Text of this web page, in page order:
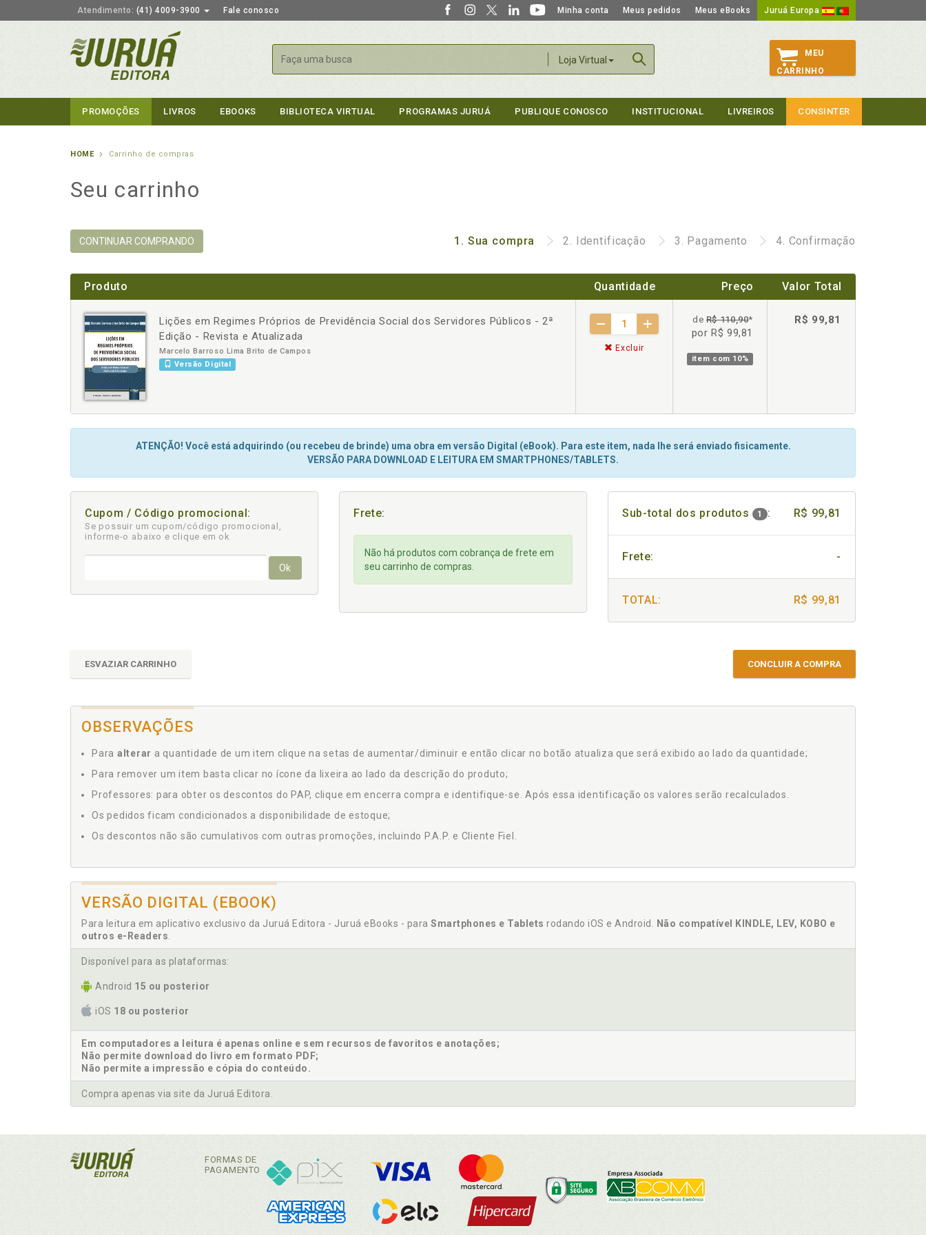
Atendimento: (41) 4009-3900 Fale conosco Minha conta Meus pedidos Meus eBooks Juruá Europa
Loja Virtual
Buscar
MEU
CARRINHO
PROMOÇÕES LIVROS EBOOKS BIBLIOTECA VIRTUAL PROGRAMAS JURUÁ PUBLIQUE CONOSCO INSTITUCIONAL LIVREIROS CONSINTER
HOME Carrinho de compras
Seu carrinho
CONTINUAR COMPRANDO 1. Sua compra 2. Identificação 3. Pagamento 4. Confirmação
Produto Quantidade Preço Valor Total
Lições em Regimes Próprios de Previdência Social dos Servidores Públicos - 2ª
Edição - Revista e Atualizada
Marcelo Barroso Lima Brito de Campos
Versão Digital
- +
Excluir
deR$ 110,90*
por R$ 99,81
item com 10%
R$ 99,81
ATENÇÃO! Você está adquirindo (ou recebeu de brinde) uma obra em versão Digital (eBook). Para este item, nada lhe será enviado fisicamente.
VERSÃO PARA DOWNLOAD E LEITURA EM SMARTPHONES/TABLETS.
Cupom / Código promocional:
Se possuir um cupom/código promocional,
informe-o abaixo e clique em ok
Ok
Frete:
Não há produtos com cobrança de frete em
seu carrinho de compras.
Sub-total dos produtos 1 : R$ 99,81
Frete: -
TOTAL: R$ 99,81
ESVAZIAR CARRINHO CONCLUIR A COMPRA
OBSERVAÇÕES
Para alterar a quantidade de um item clique na setas de aumentar/diminuir e então clicar no botão atualiza que será exibido ao lado da quantidade;
Para remover um item basta clicar no ícone da lixeira ao lado da descrição do produto;
Professores: para obter os descontos do PAP, clique em encerra compra e identifique-se. Após essa identificação os valores serão recalculados.
Os pedidos ficam condicionados a disponibilidade de estoque;
Os descontos não são cumulativos com outras promoções, incluindo P.A.P. e Cliente Fiel.
VERSÃO DIGITAL (EBOOK)
Para leitura em aplicativo exclusivo da Juruá Editora - Juruá eBooks - para Smartphones e Tablets rodando iOS e Android.
Não compatível KINDLE, LEV, KOBO e
outros e-Readers
Disponível para as plataformas:
Android 15 ou posterior
iOS 18 ou posterior
Em computadores a leitura é apenas online e sem recursos de favoritos e anotações;
Não permite download do livro em formato PDF;
Não permite a impressão e cópia do conteúdo.
Compra apenas via site da Juruá Editora.
FORMAS DE
PAGAMENTO